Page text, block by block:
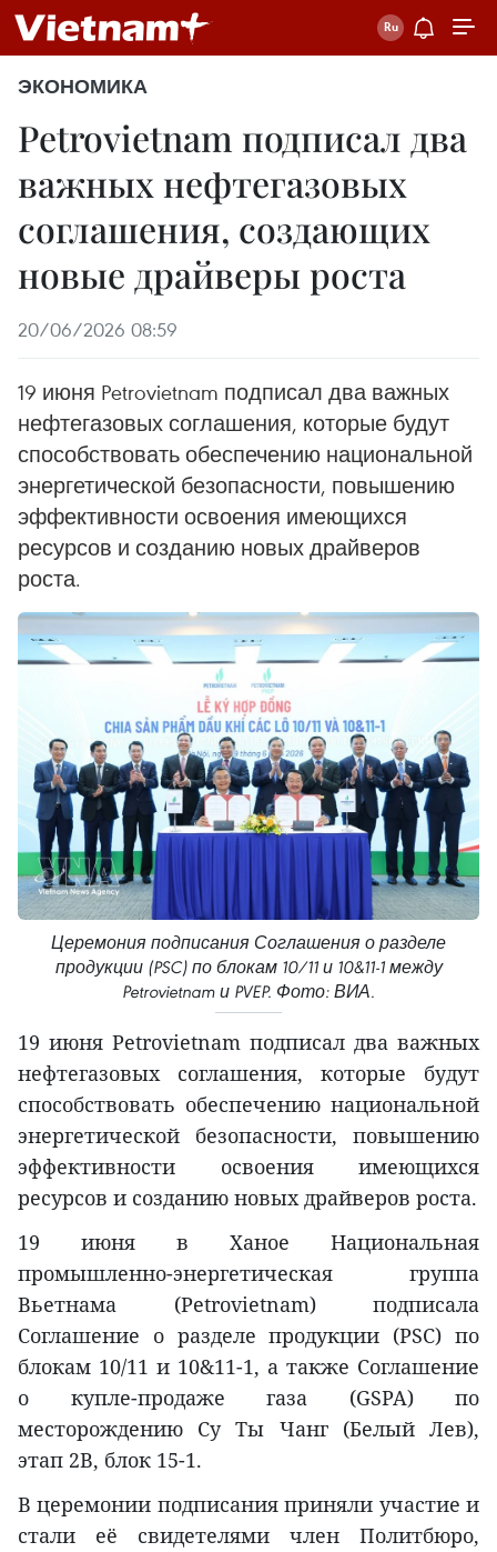
ЭКОНОМИКА
Petrovietnam подписал два
важных нефтегазовых
соглашения, создающих
новые драйверы роста
20/06/2026 08:59
19 июня Petrovietnam подписал два важных
нефтегазовых соглашения, которые будут
способствовать обеспечению национальной
энергетической безопасности, повышению
эффективности освоения имеющихся
ресурсов и созданию новых драйверов
роста.
Церемония подписания Соглашения о разделе
продукции (PSC) по блокам 10/11 и 10&11-1 между
Petrovietnam и PVEP. Фото: ВИА.
19 июня Petrovietnam подписал два важных
нефтегазовых соглашения, которые будут
способствовать обеспечению национальной
энергетической безопасности, повышению
эффективности освоения имеющихся
ресурсов и созданию новых драйверов роста.
19 июня в Ханое Национальная
промышленно-энергетическая группа
Вьетнама (Petrovietnam) подписала
Соглашение о разделе продукции (PSC) по
блокам 10/11 и 10&11-1, а также Соглашение
о купле-продаже газа (GSPA) по
месторождению Су Ты Чанг (Белый Лев),
этап 2В, блок 15-1.
В церемонии подписания приняли участие и
стали её свидетелями член Политбюро,